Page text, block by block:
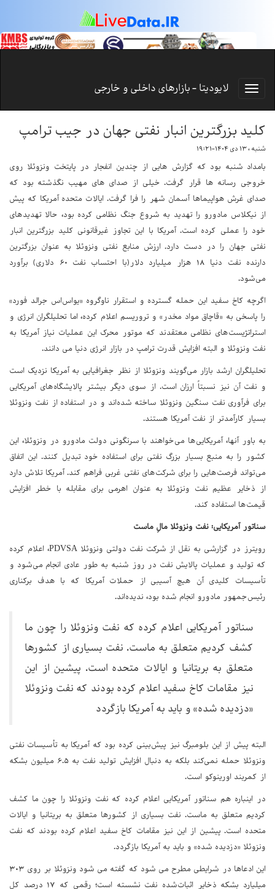
لایودیتا - بازارهای داخلی و خارجی
کلید بزرگترین انبار نفتی جهان در جیب ترامپ
شنبه ، ۱۳ دی ۱۴۰۴-۱۹:۲۱
بامداد شنبه بود که گزارش هایی از چندین انفجار در پایتخت ونزوئلا روی
خروجی رسانه ها قرار گرفت. خیلی از صدای های مهیب نگذشته بود که
صدای غرش هواپیماها آسمان شهر را فرا گرفت. ایالات متحده آمریکا که پیش
از نیکلاس مادورو را تهدید به شروع جنگ نظامی کرده بود، حالا تهدیدهای
خود را عملی کرده است. آمریکا با این تجاوز غیرقانونی کلید بزرگترین انبار
نفتی جهان را در دست دارد. ارزش منابع نفتی ونزوئلا به عنوان بزرگترین
دارنده نفت دنیا ۱۸ هزار میلیارد دلار(با احتساب نفت ۶۰ دلاری) برآورد
می‌شود.
اگرچه کاخ سفید این حمله گسترده و استقرار ناوگروه «یواس‌اس جرالد فورد»
را پاسخی به «قاچاق مواد مخدر» و تروریسم اعلام کرده، اما تحلیلگران انرژی و
استراتژیست‌های نظامی معتقدند که موتور محرک این عملیات نیاز آمریکا به
نفت ونزوئلا و البته افزایش قدرت ترامپ در بازار انرژی دنیا می دانند.
تحلیلگران ارشد بازار می‌گویند ونزوئلا از نظر جغرافیایی به آمریکا نزدیک است
و نفت آن نیز نسبتاً ارزان است. از سوی دیگر بیشتر پالایشگاه‌های آمریکایی
برای فرآوری نفت سنگین ونزوئلا ساخته شده‌اند و در استفاده از نفت ونزوئلا
بسیار کارآمدتر از نفت آمریکا هستند.
به باور آنها، آمریکایی‌ها می‌خواهند با سرنگونی دولت مادورو در ونزوئلا، این
کشور را به منبع بسیار بزرگ نفتی برای استفاده خود تبدیل کنند. این اتفاق
می‌تواند فرصت‌هایی را برای شرکت‌های نفتی غربی فراهم کند. آمریکا تلاش دارد
از ذخایر عظیم نفت ونزوئلا به عنوان اهرمی برای مقابله با خطر افزایش
قیمت‌ها استفاده کند.
سناتور آمریکایی: نفت ونزوئلا مالِ ماست
رویترز در گزارشی به نقل از شرکت نفت دولتی ونزوئلا PDVSA، اعلام کرده
که تولید و عملیات پالایش نفت در روز شنبه به طور عادی انجام می‌شود و
تأسیسات کلیدی آن هیچ آسیبی از حملات آمریکا که با هدف برکناری
رئیس‌جمهور مادورو انجام شده بود، ندیده‌اند.
سناتور آمریکایی اعلام کرده که نفت ونزوئلا را چون ما
کشف کردیم متعلق به ماست. نفت بسیاری از کشورها
متعلق به بریتانیا و ایالات متحده است. پیشین از این
نیز مقامات کاخ سفید اعلام کرده بودند که نفت ونزوئلا
«دزدیده شده» و باید به آمریکا بازگردد
البته پیش از این بلومبرگ نیز پیش‌بینی کرده بود که آمریکا به تأسیسات نفتی
ونزوئلا حمله نمی‌کند بلکه به دنبال افزایش تولید نفت به ۶.۵ میلیون بشکه
از کمربند اورینوکو است.
در اینباره هم سناتور آمریکایی اعلام کرده که نفت ونزوئلا را چون ما کشف
کردیم متعلق به ماست. نفت بسیاری از کشورها متعلق به بریتانیا و ایالات
متحده است. پیشین از این نیز مقامات کاخ سفید اعلام کرده بودند که نفت
ونزوئلا «دزدیده شده» و باید به آمریکا بازگردد.
این ادعاها در شرایطی مطرح می شود که گفته می شود ونزوئلا بر روی ۳۰۳
میلیارد بشکه ذخایر اثبات‌شده نفت نشسته است؛ رقمی که ۱۷ درصد کل